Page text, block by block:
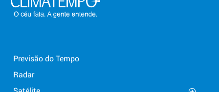
Previsão do Tempo
Radar